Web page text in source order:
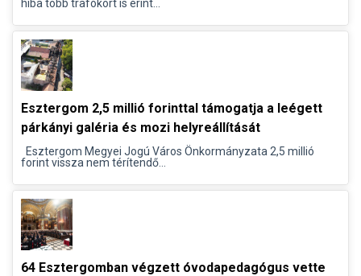
hiba több trafókört is érint...
Esztergom 2,5 millió forinttal támogatja a leégett
párkányi galéria és mozi helyreállítását
Esztergom Megyei Jogú Város Önkormányzata 2,5 millió
forint vissza nem térítendő...
64 Esztergomban végzett óvodapedagógus vette